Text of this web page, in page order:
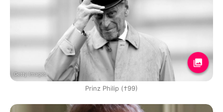
Getty Images
Prinz Philip (†99)